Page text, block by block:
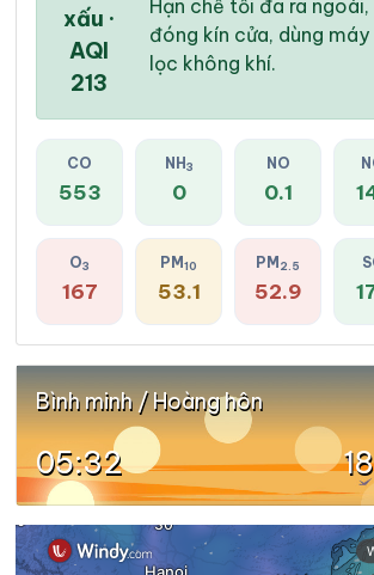
45 %
Trời ít mây
55 %
Trời ít mây
xấu ·
AQI
213
Hạn chế tối đa ra ngoài,
đóng kín cửa, dùng máy
lọc không khí.
CO
553
NH 3
0
NO
0.1
O3
167
PM10
53.1
PM 2.5
52.9
Bình minh / Hoàng hôn
05:32